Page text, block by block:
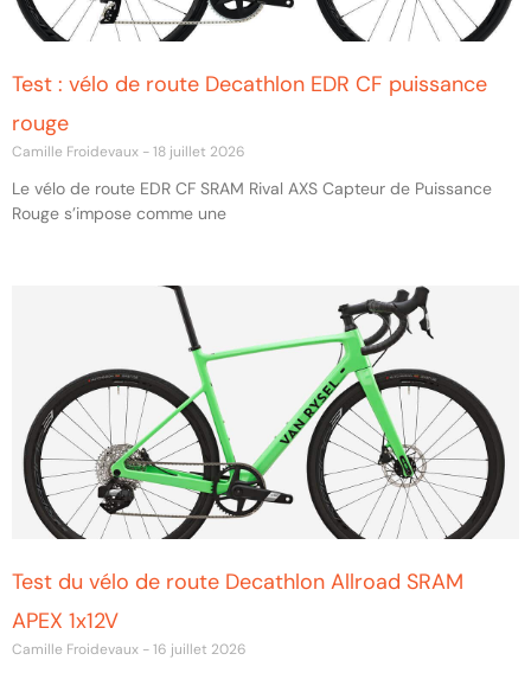
Test : vélo de route Decathlon EDR CF puissance
rouge
Camille Froidevaux 18 juillet 2026
Le vélo de route EDR CF SRAM Rival AXS Capteur de Puissance
Rouge s’impose comme une
Test du vélo de route Decathlon Allroad SRAM
APEX 1x12V
Camille Froidevaux 16 juillet 2026